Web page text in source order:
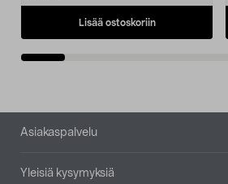
Lisää ostoskoriin
Alatunniste
Asiakaspalvelu
Yleisiä kysymyksiä